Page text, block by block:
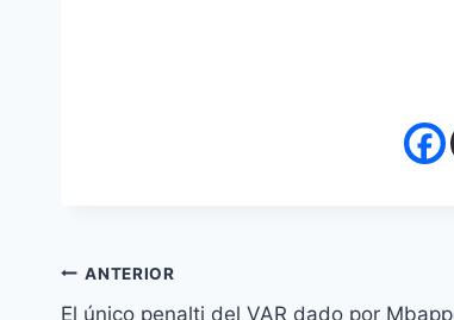
ANTERIOR
El único penalti del VAR dado por